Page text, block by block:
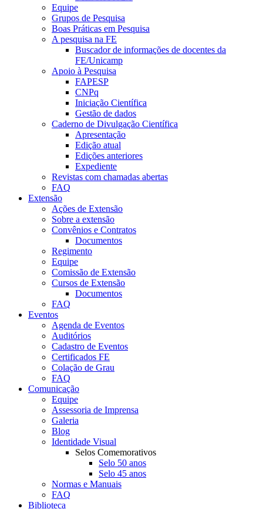
Equipe
Grupos de Pesquisa
Boas Práticas em Pesquisa
A pesquisa na FE
Buscador de informações de docentes da
FE/Unicamp
Apoio à Pesquisa
FAPESP
CNPq
Iniciação Científica
Gestão de dados
Caderno de Divulgação Científica
Apresentação
Edição atual
Edições anteriores
Expediente
Revistas com chamadas abertas
FAQ
Extensão
Ações de Extensão
Sobre a extensão
Convênios e Contratos
Documentos
Regimento
Equipe
Comissão de Extensão
Cursos de Extensão
Documentos
FAQ
Eventos
Agenda de Eventos
Auditórios
Cadastro de Eventos
Certificados FE
Colação de Grau
FAQ
Comunicação
Equipe
Assessoria de Imprensa
Galeria
Blog
Identidade Visual
Selos Comemorativos
Selo 50 anos
Selo 45 anos
Normas e Manuais
FAQ
Biblioteca